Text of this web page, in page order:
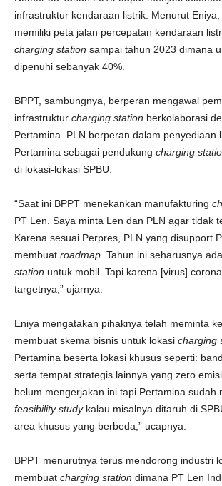
infrastruktur kendaraan listrik. Menurut
memiliki peta jalan percepatan kendaraan
charging station sampai tahun 2023 dimana
dipenuhi sebanyak 40%.
BPPT, sambungnya, berperan mengawal
infrastruktur charging station berkolaborasi
Pertamina. PLN berperan dalam penyediaan
Pertamina sebagai pendukung charging
di lokasi-lokasi SPBU.
“Saat ini BPPT menekankan manufakturing
PT Len. Saya minta Len dan PLN agar tidak
Karena sesuai Perpres, PLN yang disupport
membuat roadmap . Tahun ini seharusnya
station untuk mobil. Tapi karena [virus]
targetnya,” ujarnya.
Eniya mengatakan pihaknya telah meminta
membuat skema bisnis untuk lokasi charging
Pertamina beserta lokasi khusus seperti:
serta tempat strategis lainnya yang zero
belum mengerjakan ini tapi Pertamina sudah
feasibility studykalau misalnya ditaruh di
area khusus yang berbeda,” ucapnya.
BPPT menurutnya terus mendorong industri
membuat charging station dimana PT Len